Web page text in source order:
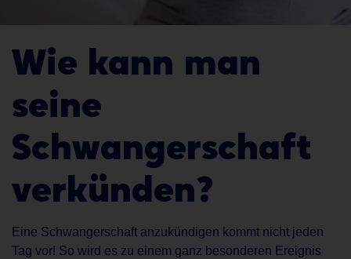
Wie kann man
seine
Schwangerschaft
verkünden?
Eine Schwangerschaft anzukündigen kommt nicht jeden
Tag vor! So wird es zu einem ganz besonderen Ereignis